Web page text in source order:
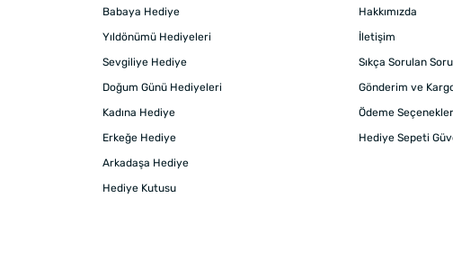
Babaya Hediye
Yıldönümü Hediyeleri
Sevgiliye Hediye
Doğum Günü Hediyeleri
Kadına Hediye
Erkeğe Hediye
Arkadaşa Hediye
Hediye Kutusu
Hakkımızda
İletişim
Sıkça Sorulan
Gönderim ve
Ödeme
Hediye Sepeti